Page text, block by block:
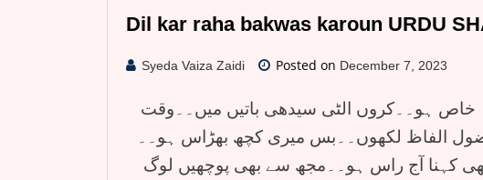
Dil kar raha bakwas karoun URDU
Syeda Vaiza Zaidi Posted on December 7, 2023
خاص ہو۔۔کروں الٹی سیدھی باتیں میں۔۔وقت
الفاظ لکھوں۔۔بس میری کچھ بھڑاس ہو۔۔
کہنا آج راس ہو۔۔مجھ سے بھی پوچھیں لوگ